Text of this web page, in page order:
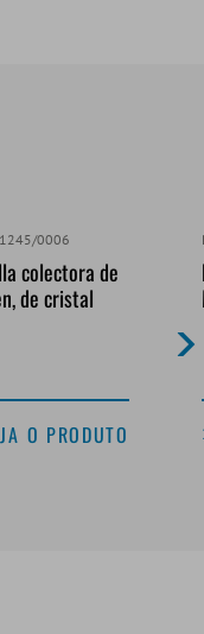
0006
colectora de
de cristal
O PRODUTO